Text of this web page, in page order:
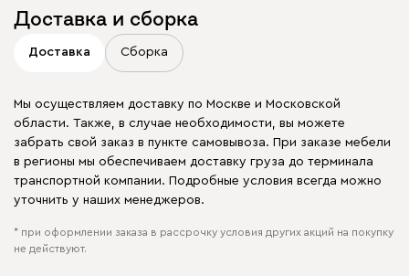
Доставка и сборка
Доставка Сборка
Мы осуществляем доставку по Москве и Московской
области. Также, в случае необходимости, вы можете
забрать свой заказ в пункте самовывоза. При заказе мебели
в регионы мы обеспечиваем доставку груза до терминала
транспортной компании. Подробные условия всегда можно
уточнить у наших менеджеров.
* при оформлении заказа в рассрочку условия других акций на покупку
не действуют.